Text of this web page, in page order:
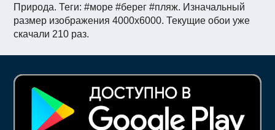
Природа. Теги: #море #берег #пляж. Изначальный
размер изображения 4000x6000. Текущие обои уже
скачали 210 раз.